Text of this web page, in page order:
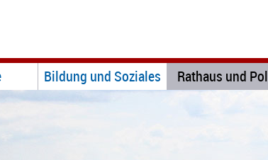
Bildung und Soziales Rathaus und